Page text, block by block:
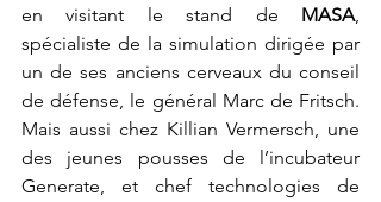
en visitant le stand de MASA,
spécialiste de la simulation dirigée par
un de ses anciens cerveaux du conseil
de défense, le général Marc de Fritsch.
Mais aussi chez Killian Vermersch, une
des jeunes pousses de l’incubateur
Generate, et chef technologies de